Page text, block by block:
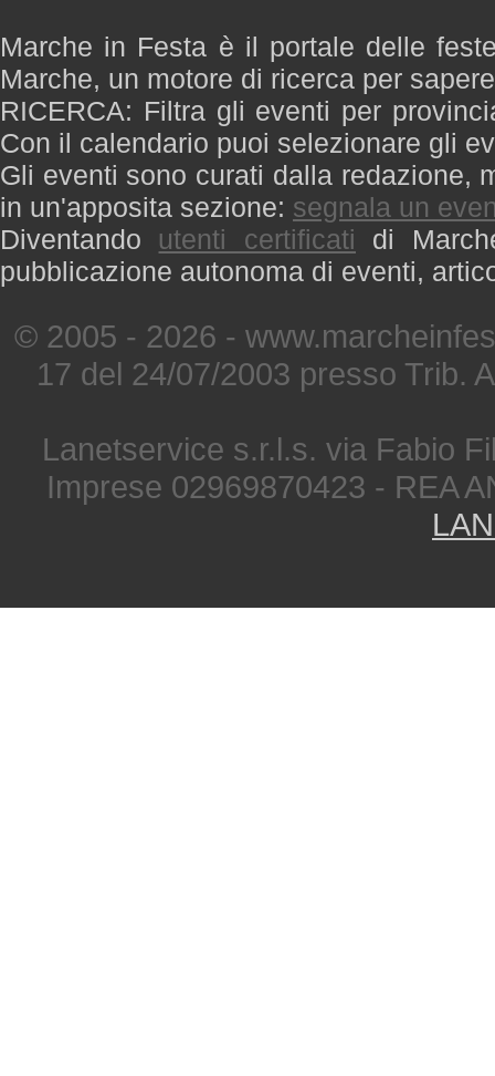
Marche in Festa è il portale delle
Marche, un motore di ricerca per
RICERCA: Filtra gli eventi per
Con il calendario puoi selezionare gli
Gli eventi sono curati dalla redazione,
in un'apposita sezione: segnala un
Diventando utenti certificati di
pubblicazione autonoma di eventi,
© 2005 - 2026 -
17 del 24/07/2003 presso Trib.
Lanetservice s.r.l.s. via Fabio
Imprese 02969870423 - REA